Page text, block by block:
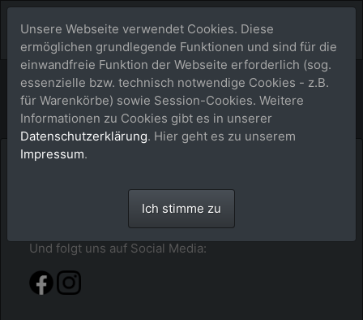
Bildershop
Hier im buy-a-picture.de-Shop findest du alles
den Pferdenamen ein.
Und folgt uns auf Social Media:
Unsere Webseite verwendet Cookies. Diese
ermöglichen grundlegende Funktionen und sind für die
einwandfreie Funktion der Webseite erforderlich (sog.
essenzielle bzw. technisch notwendige Cookies - z.B.
für Warenkörbe) sowie Session-Cookies. Weitere
Informationen zu Cookies gibt es in unserer
Datenschutzerklärung. Hier geht es zu unserem
Impressum.
Ich stimme zu